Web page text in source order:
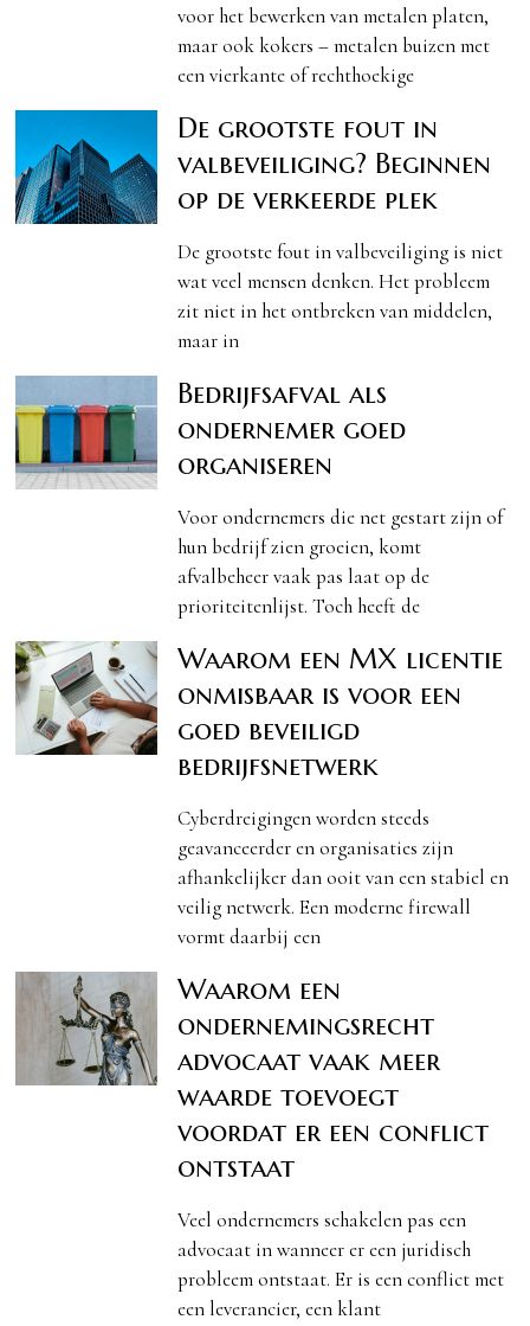
voor het bewerken van metalen platen,
maar ook kokers – metalen buizen met
een vierkante of rechthoekige
De grootste fout in
valbeveiliging? Beginnen
op de verkeerde plek
De grootste fout in valbeveiliging is niet
wat veel mensen denken. Het probleem
zit niet in het ontbreken van middelen,
maar in
Bedrijfsafval als
ondernemer goed
organiseren
Voor ondernemers die net gestart zijn of
hun bedrijf zien groeien, komt
afvalbeheer vaak pas laat op de
prioriteitenlijst. Toch heeft de
Waarom een MX licentie
onmisbaar is voor een
goed beveiligd
bedrijfsnetwerk
Cyberdreigingen worden steeds
geavanceerder en organisaties zijn
afhankelijker dan ooit van een stabiel en
veilig netwerk. Een moderne firewall
vormt daarbij een
Waarom een
ondernemingsrecht
advocaat vaak meer
waarde toevoegt
voordat er een conflict
ontstaat
Veel ondernemers schakelen pas een
advocaat in wanneer er een juridisch
probleem ontstaat. Er is een conflict met
een leverancier, een klant